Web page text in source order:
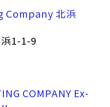
北浜
1-1-9
COMPANY Ex-